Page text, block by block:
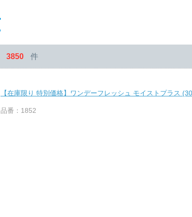
3850 件
【在庫限り 特別価格】ワンデーフレッシュ モイストプラス
品番：1852